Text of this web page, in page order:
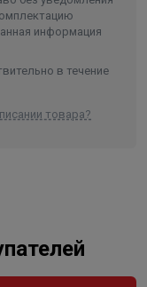
информация
в течение
товара?